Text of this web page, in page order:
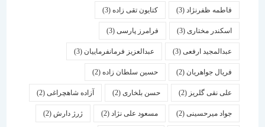
فاطمه ظفرنژاد(3) کتایون تقی زاده(3)
اسكندر مختاری (3) فرامرز پارسی(3)
عبدالمجید ارفعی(3) عبدالعزیز فرمانفرماییان(3)
فریال جواهریان(2) حسین سلطان زاده(2)
علی نقی گلریز(2) حسن بلخاری(2) آزاده شاهچراغی(2)
جواد میرحسینی(2) مسعود علی نژاد(2) ژرژ دارش (2)